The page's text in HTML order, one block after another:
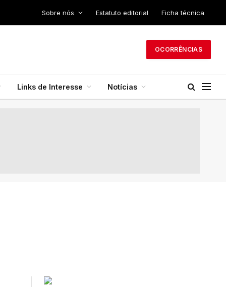
Sobre nós Estatuto editorial Ficha técnica
OCORRÊNCIAS
Links de Interesse Notícias